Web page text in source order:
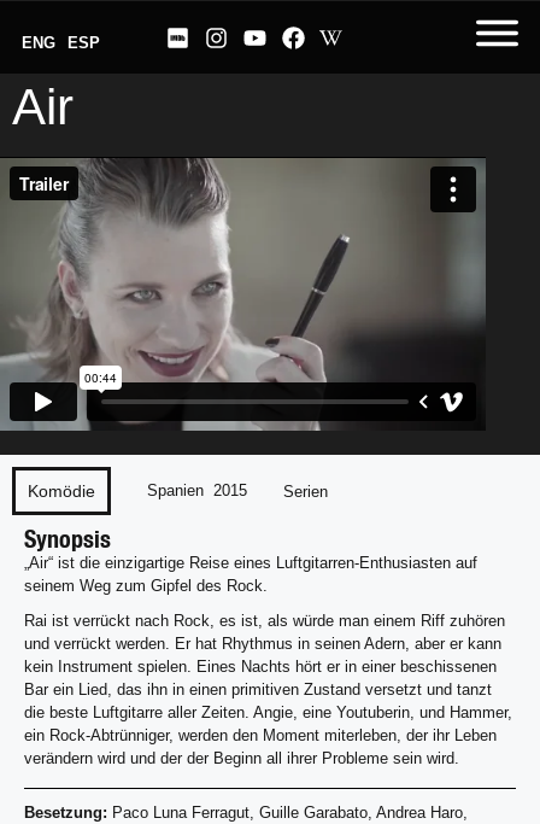
ENG ESP
Air
Komödie Spanien 2015 Serien
Synopsis
„Air“ ist die einzigartige Reise eines Luftgitarren-Enthusiasten auf
seinem Weg zum Gipfel des Rock.
Rai ist verrückt nach Rock, es ist, als würde man einem Riff zuhören
und verrückt werden. Er hat Rhythmus in seinen Adern, aber er kann
kein Instrument spielen. Eines Nachts hört er in einer beschissenen
Bar ein Lied, das ihn in einen primitiven Zustand versetzt und tanzt
die beste Luftgitarre aller Zeiten. Angie, eine Youtuberin, und Hammer,
ein Rock-Abtrünniger, werden den Moment miterleben, der ihr Leben
verändern wird und der der Beginn all ihrer Probleme sein wird.
Besetzung: Paco Luna Ferragut, Guille Garabato, Andrea Haro,